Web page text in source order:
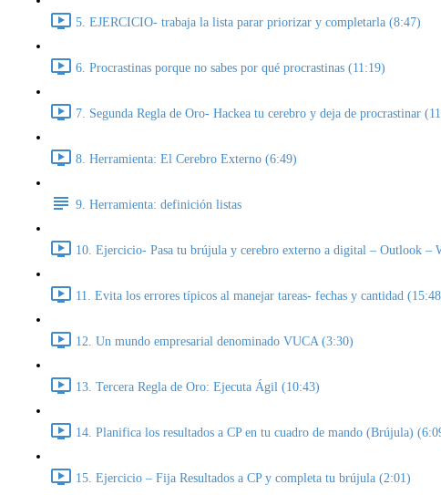
5. EJERCICIO- trabaja la lista parar priorizar y completarla (8:47)
6. Procrastinas porque no sabes por qué procrastinas (11:19)
7. Segunda Regla de Oro- Hackea tu cerebro y deja de procrastinar
8. Herramienta: El Cerebro Externo (6:49)
9. Herramienta: definición listas
10. Ejercicio- Pasa tu brújula y cerebro externo a digital – Outlook –
11. Evita los errores típicos al manejar tareas- fechas y cantidad
12. Un mundo empresarial denominado VUCA (3:30)
13. Tercera Regla de Oro: Ejecuta Ágil (10:43)
14. Planifica los resultados a CP en tu cuadro de mando (Brújula)
15. Ejercicio – Fija Resultados a CP y completa tu brújula (2:01)